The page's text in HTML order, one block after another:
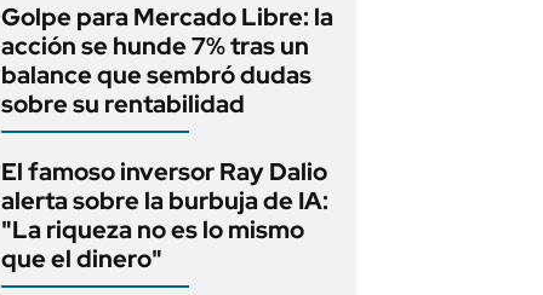
Golpe para Mercado Libre: la
acción se hunde 7% tras un
balance que sembró dudas
sobre su rentabilidad
El famoso inversor Ray Dalio
alerta sobre la burbuja de IA:
"La riqueza no es lo mismo
que el dinero"